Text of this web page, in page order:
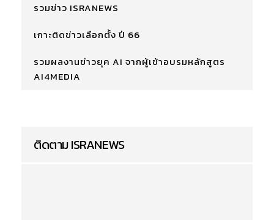
รวมข่าว ISRANEWS
เกาะติดข่าวเลือกตั้ง ปี 66
รวมผลงานข่าวยุค AI จากผู้เข้าอบรมหลักสูตร
AI4MEDIA
ติดตาม ISRANEWS